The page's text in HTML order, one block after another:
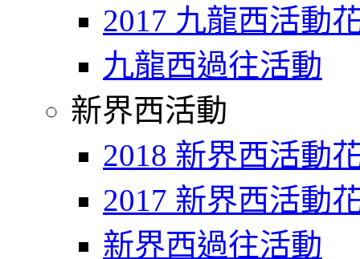
2017 九龍西活動
九龍西過往活動
新界西活動
2018 新界西活動
2017 新界西活動
新界西過往活動